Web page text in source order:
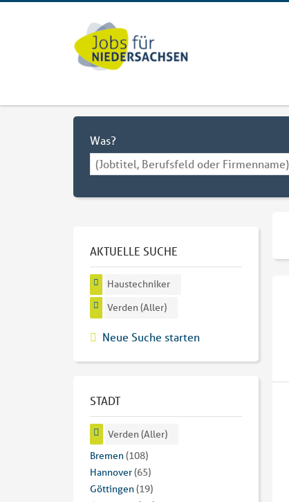
Was?
AKTUELLE SUCHE
Haustechniker
Verden (Aller)
Neue Suche starten
STADT
Verden (Aller)
Bremen(108)
Hannover(65)
Göttingen(19)